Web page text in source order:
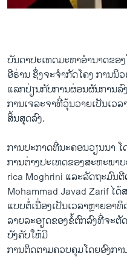
ພາສາອັງກິດ
ສຽງ
ລາຍການກະຈາຍສຽງ
ລາຍງານ
ຕິດຕາມພວກເຮົາ ທີ່
ພາສາຕ່າງໆ
ບັນດາປະເທດມະຫາອຳນາດຂອ
ອີຣ່ານ ຊຶ່ງຈະຈຳກັດໂຄງ ການນິ
ແລກປ່ຽນກັບການຜ່ອນຜັນ​ການລົ
ການເຈລະຈາທີ່ວຸ້ນວາຍເປັນເວ
ສິ້ນສຸດລົງ.
ການປະກາດທີ່ນະຄອນວຽນນາ
ການ​ຕ່າງປະ​ເທດຂອງສະຫະພາ
rica Moghrini ແລະ​ລັດຖະມົນ
Mohammad Javad Zarif ໄ
ແບບຕໍ່ເນື່ອງເປັນເວລາຫຼາຍອາ
ລາຍລະອຽດຂອງຂໍ້ຕົກລົງທີ່ຈະຕັ
ບັງຄັບໃຫ້ມີ
ການຕິດຕາມຄວບຄຸມໂດຍອົງກ
byສຽງອາເມຣິກາ ວີໂອເອລາວ